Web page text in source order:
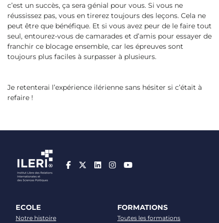
c’est un succès, ça sera génial pour vous. Si vous ne
réussissez pas, vous en tirerez toujours des leçons. Cela ne
peut être que bénéfique. Et si vous avez peur de le faire tout
seul, entourez-vous de camarades et d’amis pour essayer de
franchir ce blocage ensemble, car les épreuves sont
toujours plus faciles à surpasser à plusieurs.
Je retenterai l’expérience ilérienne sans hésiter si c’était à
refaire !
ECOLE
Notre histoire
FORMATIONS
Toutes les formations